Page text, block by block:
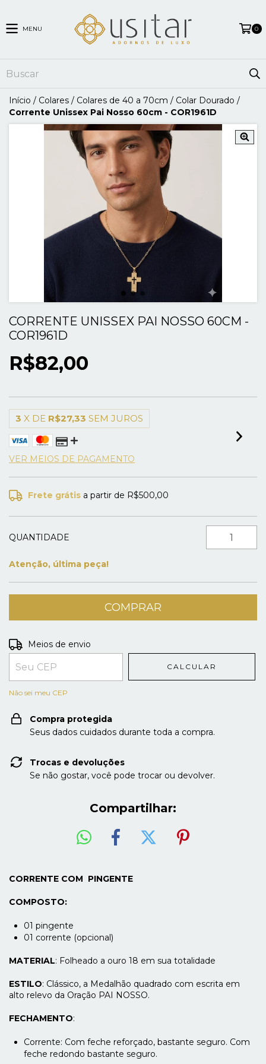
MENU 0
Início / Colares / Colares de 40 a 70cm / Colar Dourado /
Corrente Unissex Pai Nosso 60cm - COR1961D
CORRENTE UNISSEX PAI NOSSO 60CM -
COR1961D
R$82,00
3 X DE R$27,33 SEM JUROS
VER MEIOS DE PAGAMENTO
Frete grátis a partir de R$500,00
QUANTIDADE
Atenção, última peça!
Entregas para o CEP:
Meios de envio
CALCULAR
Não sei meu CEP
Compra protegida
Seus dados cuidados durante toda a compra.
Trocas e devoluções
Se não gostar, você pode trocar ou devolver.
Compartilhar:
CORRENTE COM PINGENTE
COMPOSTO:
01 pingente
01 corrente (opcional)
MATERIAL: Folheado a ouro 18 em sua totalidade
ESTILO: Clássico, a Medalhão quadrado com escrita em
alto relevo da Oração PAI NOSSO.
FECHAMENTO:
Corrente: Com feche reforçado, bastante seguro. Com
feche redondo bastante seguro.